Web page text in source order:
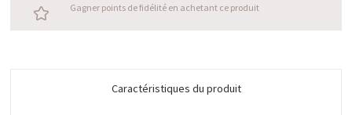
Gagner points de fidélité en achetant ce produit
Caractéristiques du produit